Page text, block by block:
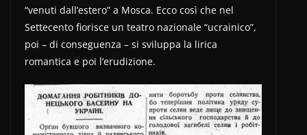
“venuti dall’estero” a Mosca. Ecco così che nel
Settecento fiorisce un teatro nazionale “ucrainico”,
poi – di conseguenza – si sviluppa la lirica
romantica e poi l’erudizione.